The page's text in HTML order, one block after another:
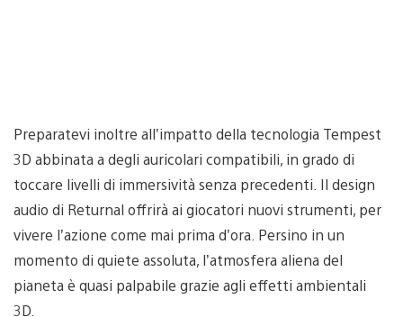
Preparatevi inoltre all’impatto della tecnologia Tempest
3D abbinata a degli auricolari compatibili, in grado di
toccare livelli di immersività senza precedenti. Il design
audio di Returnal offrirà ai giocatori nuovi strumenti, per
vivere l’azione come mai prima d’ora. Persino in un
momento di quiete assoluta, l’atmosfera aliena del
pianeta è quasi palpabile grazie agli effetti ambientali
3D.